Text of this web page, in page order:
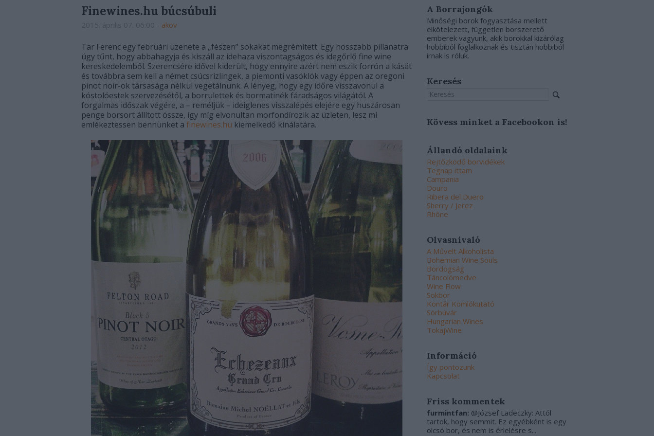
Finewines.hu búcsúbuli
akov
Tar Ferenc egy februári üzenete a „fészen” sokakat megrémített. Egy hosszabb pillanatra
úgy tűnt, hogy abbahagyja és kiszáll az idehaza viszontagságos és idegőrlő fine wine
kereskedelemből. Szerencsére idővel kiderült, hogy ennyire azért nem eszik forrón a kását
és továbbra sem kell a német csúcsrizlingek, a piemonti vasöklök vagy éppen az oregoni
pinot noir-ok társasága nélkül vegetálnunk. A lényeg, hogy egy időre visszavonul a
kóstolóestek szervezésétől, a borrulettek és bormatinék fáradságos világától. A
forgalmas időszak végére, a – reméljük – ideiglenes visszalépés elejére egy huszárosan
penge borsort állított össze, így míg elvonultan morfondírozik az üzleten, lesz mi
emlékeztessen bennünket a finewines.hu kiemelkedő kínálatára.
A Borrajongók
Minőségi borok fogyasztása mellett
elkötelezett, független borszerető
emberek vagyunk, akik borokkal kizárólag
hobbiból foglalkoznak és tisztán hobbiból
írnak is róluk.
Keresés
Kövess minket a Facebookon is!
Állandó oldalaink
Rejtőzködő borvidékek
Tegnap ittam
Campania
Douro
Ribera del Duero
Sherry / Jerez
Rhône
Olvasnivaló
A Művelt Alkoholista
Bohemian Wine Souls
Bordogság
Táncolómedve
Wine Flow
Sokbor
Kontár Komlókutató
Sörbúvár
Hungarian Wines
TokajWine
Információ
Így pontozunk
Kapcsolat
Friss kommentek
furmintfan: @József Ladeczky: Attól
tartok, hogy semmit. Ez egyébként is egy
olcsó bor, és nem is érlelésre s...